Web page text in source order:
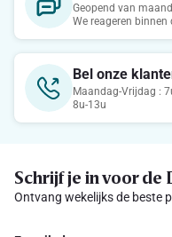
Geopend van
We reageren binnen
Bel onze
Maandag-Vrijdag :
8u-13u
Schrijf je in voor
Ontvang wekelijks de beste